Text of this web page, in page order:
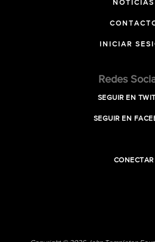
NOTICIAS
INICIAR
Redes
SEGUIR EN
SEGUIR EN
CONECTAR